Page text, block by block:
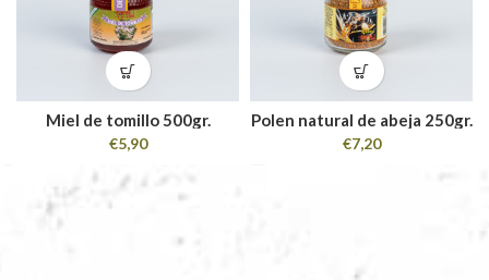
Miel de tomillo 500gr.
€5,90
Polen natural de abeja 250gr.
€7,20